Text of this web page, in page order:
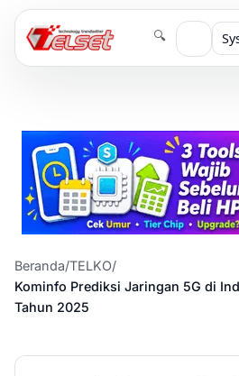
🔍
Beranda/TELKO/
Kominfo Prediksi Jaringan 5G di
Tahun 2025